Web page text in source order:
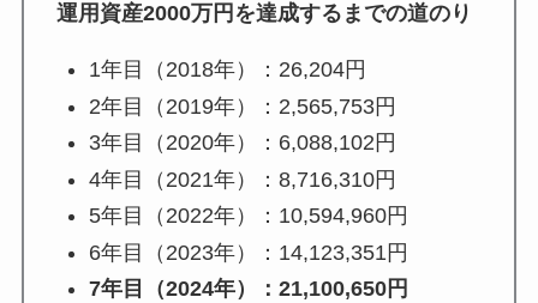
運用資産2000万円を達成するまでの道のり
1年目（2018年）：26,204円
2年目（2019年）：2,565,753円
3年目（2020年）：6,088,102円
4年目（2021年）：8,716,310円
5年目（2022年）：10,594,960円
6年目（2023年）：14,123,351円
7年目（2024年）：21,100,650円